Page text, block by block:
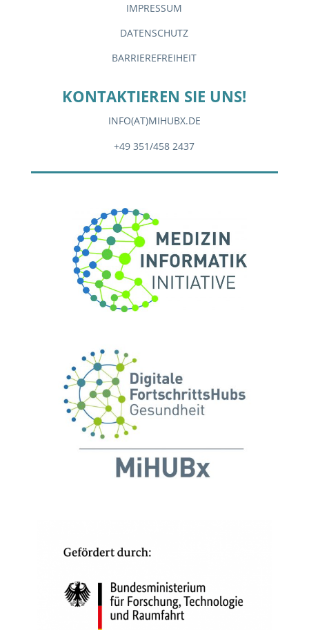
IMPRESSUM
DATENSCHUTZ
BARRIEREFREIHEIT
KONTAKTIEREN SIE UNS!
INFO(AT)MIHUBX.DE
+49 351/458 2437